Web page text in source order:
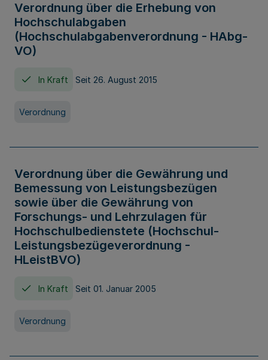
Verordnung über die Erhebung von
Hochschulabgaben
(Hochschulabgabenverordnung - HAbg-
VO)
In Kraft Seit 26. August 2015
Verordnung
Verordnung über die Gewährung und
Bemessung von Leistungsbezügen
sowie über die Gewährung von
Forschungs- und Lehrzulagen für
Hochschulbedienstete (Hochschul-
Leistungsbezügeverordnung -
HLeistBVO)
In Kraft Seit 01. Januar 2005
Verordnung